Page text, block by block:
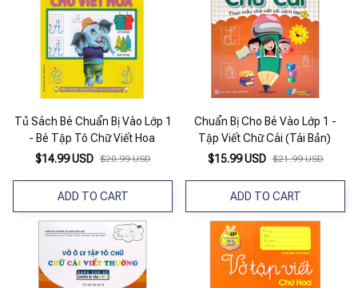
Tủ Sách Bé Chuẩn Bị Vào Lớp 1
- Bé Tập Tô Chữ Viết Hoa
$14.99 USD $20.99 USD
ADD TO CART
Chuẩn Bị Cho Bé Vào Lớp 1 -
Tập Viết Chữ Cái (Tái Bản)
$15.99 USD $21.99 USD
ADD TO CART